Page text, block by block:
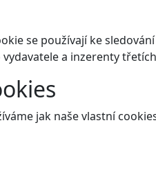
se používají ke
a inzerenty
jak naše vlastní